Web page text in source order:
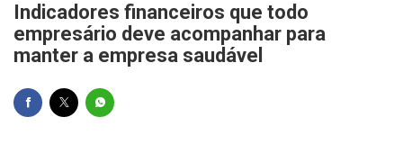
Indicadores financeiros que todo
empresário deve acompanhar para
manter a empresa saudável